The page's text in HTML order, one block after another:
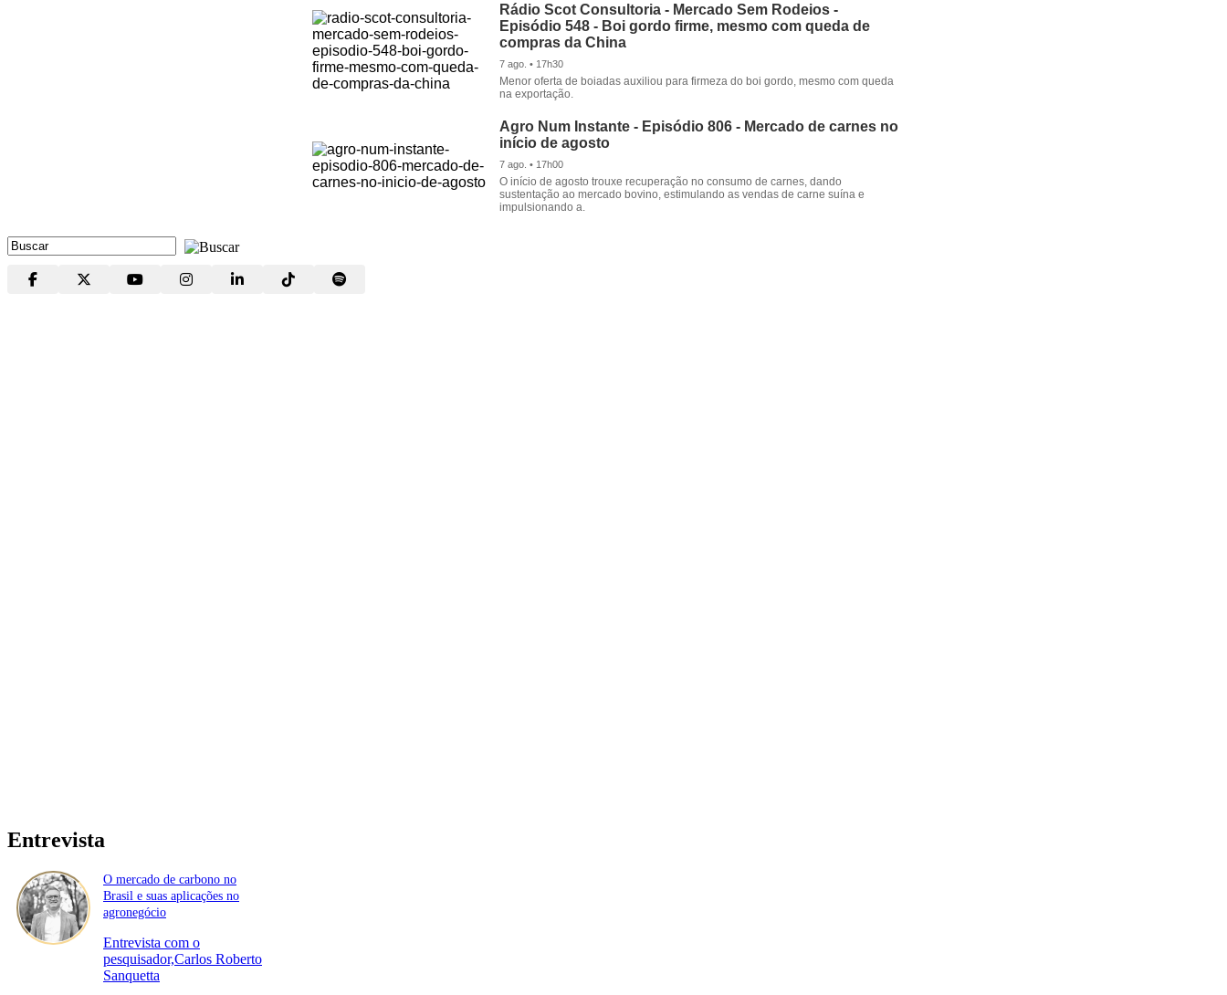
Rádio Scot Consultoria - Mercado Sem Rodeios -
Episódio 548 - Boi gordo firme, mesmo com queda de
compras da China
7 ago. • 17h30
Menor oferta de boiadas auxiliou para firmeza do boi gordo, mesmo com queda
na exportação.
Agro Num Instante - Episódio 806 - Mercado de carnes no
início de agosto
7 ago. • 17h00
O início de agosto trouxe recuperação no consumo de carnes, dando
sustentação ao mercado bovino, estimulando as vendas de carne suína e
impulsionando a.
Entrevista
O mercado de carbono no
Brasil e suas aplicações no
agronegócio
Entrevista com o
pesquisador,Carlos Roberto
Sanquetta